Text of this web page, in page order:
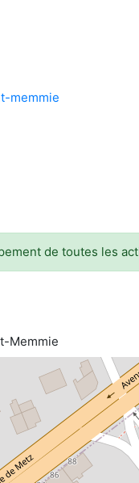
memmie
de toutes les
Memmie